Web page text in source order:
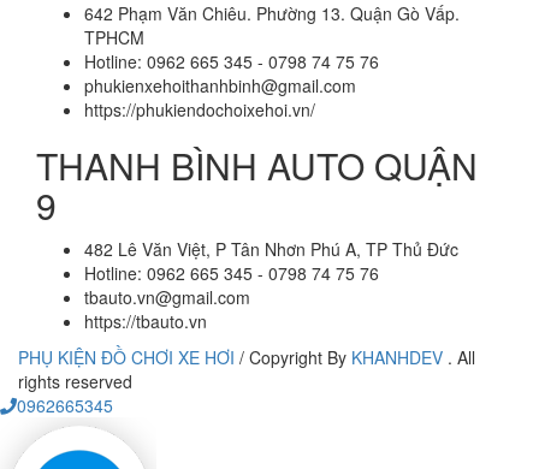
642 Phạm Văn Chiêu. Phường 13. Quận Gò Vấp.
TPHCM
Hotline: 0962 665 345 - 0798 74 75 76
phukienxehoithanhbinh@gmail.com
https://phukiendochoixehoi.vn/
THANH BÌNH AUTO QUẬN
9
482 Lê Văn Việt, P Tân Nhơn Phú A, TP Thủ Đức
Hotline: 0962 665 345 - 0798 74 75 76
tbauto.vn@gmail.com
https://tbauto.vn
PHỤ KIỆN ĐỒ CHƠI XE HƠI / Copyright By KHANHDEV . All
rights reserved
0962665345